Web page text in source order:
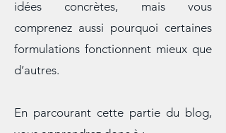
seulement vous repartez avec des
idées concrètes, mais vous
comprenez aussi pourquoi certaines
formulations fonctionnent mieux que